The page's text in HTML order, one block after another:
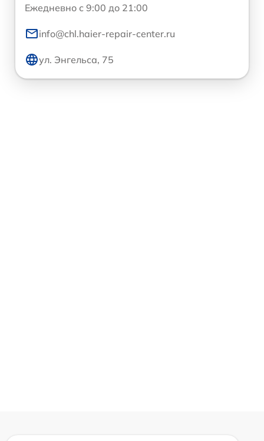
Ежедневно с 9:00 до 21:00
info@chl.haier-repair-center.ru
ул. Энгельса, 75